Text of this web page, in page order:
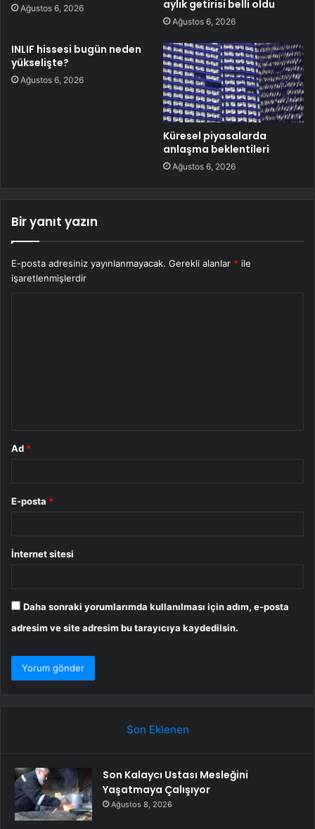
Ağustos 6, 2026 aylık getirisi belli oldu
Ağustos 6, 2026
INLIF hissesi bugün neden
yükselişte?
Ağustos 6, 2026
Küresel piyasalarda
anlaşma beklentileri
Ağustos 6, 2026
Bir yanıt yazın
E-posta adresiniz yayınlanmayacak. Gerekli alanlar * ile
işaretlenmişlerdir
Ad *
E-posta *
İnternet sitesi
Daha sonraki yorumlarımda kullanılması için adım, e-posta
adresim ve site adresim bu tarayıcıya kaydedilsin.
Son Eklenen
Son Kalaycı Ustası Mesleğini
Yaşatmaya Çalışıyor
Ağustos 8, 2026